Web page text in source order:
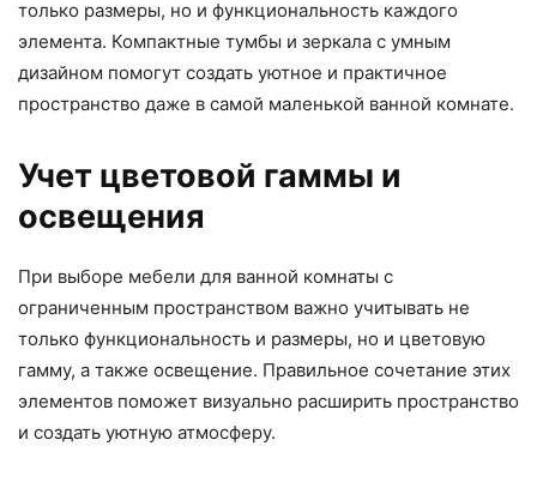
только размеры, но и функциональность каждого
элемента. Компактные тумбы и зеркала с умным
дизайном помогут создать уютное и практичное
пространство даже в самой маленькой ванной комнате.
Учет цветовой гаммы и
освещения
При выборе мебели для ванной комнаты с
ограниченным пространством важно учитывать не
только функциональность и размеры, но и цветовую
гамму, а также освещение. Правильное сочетание этих
элементов поможет визуально расширить пространство
и создать уютную атмосферу.